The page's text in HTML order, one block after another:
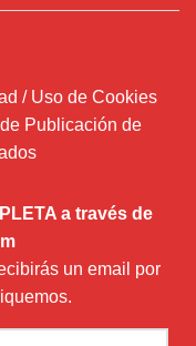
/ Uso de Cookies
Publicación de
a través de
un email por